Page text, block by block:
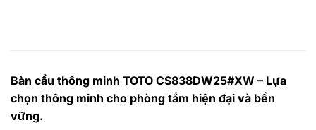
Bàn cầu thông minh TOTO CS838DW25#XW – Lựa
chọn thông minh cho phòng tắm hiện đại và bền
vững.